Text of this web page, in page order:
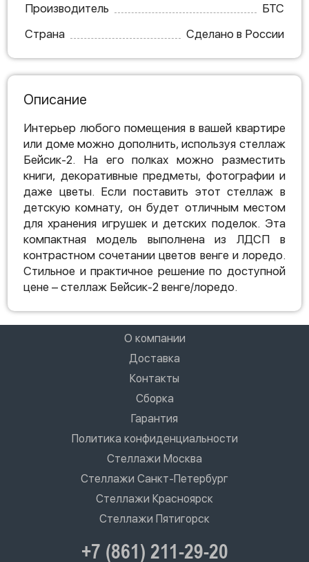
Производитель
БТС
Страна
Сделано в России
Описание
Интерьер любого помещения в вашей квартире
или доме можно дополнить, используя стеллаж
Бейсик-2. На его полках можно разместить
книги, декоративные предметы, фотографии и
даже цветы. Если поставить этот стеллаж в
детскую комнату, он будет отличным местом
для хранения игрушек и детских поделок. Эта
компактная модель выполнена из ЛДСП в
контрастном сочетании цветов венге и лоредо.
Стильное и практичное решение по доступной
цене – стеллаж Бейсик-2 венге/лоредо.
О компании
Доставка
Контакты
Сборка
Гарантия
Политика конфиденциальности
Стеллажи Москва
Стеллажи Санкт-Петербург
Стеллажи Красноярск
Стеллажи Пятигорск
+7 (861) 211-29-20